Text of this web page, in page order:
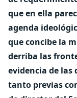
que en ella
agenda
que concibe la
derriba las
evidencia de las
tanto previas